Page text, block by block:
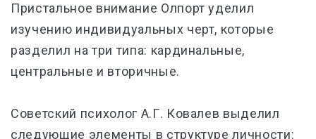
Пристальное внимание Олпорт уделил
изучению индивидуальных черт, которые
разделил на три типа: кардинальные,
центральные и вторичные.
Советский психолог А.Г. Ковалев выделил
следующие элементы в структуре личности: